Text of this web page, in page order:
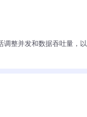
调整并发和数据吞吐量，以